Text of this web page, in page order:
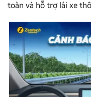
toàn và hỗ trợ lái xe